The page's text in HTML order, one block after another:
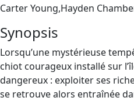
Carter Young,Hayden
Synopsis
Lorsqu’une mystérieuse
chiot courageux installé sur
dangereux : exploiter ses
se retrouve alors entraînée